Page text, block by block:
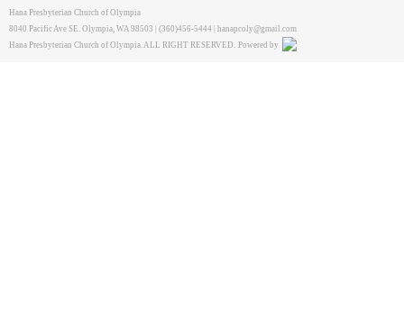
Hana Presbyterian Church of Olympia
8040 Pacific Ave SE. Olympia, WA 98503 | (360)456-5444 |
hanapcoly@gmail.com
Hana Presbyterian Church of Olympia. ALL RIGHT RESERVED. Powered by